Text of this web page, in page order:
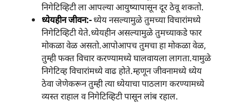
निगेटिव्हिटी ला आपल्या आयुष्यापासून दूर ठेवू शकतो.
ध्येयहीन जीवन:-ध्येय नसल्यामुळे तुमच्या विचारांमध्ये
निगेटिव्हिटी येते.ध्येयहीन असल्यामुळे तुमच्याकडे फार
मोकळा वेळ असतो.आपोआपच तुमचा हा मोकळा वेळ,
तुम्ही फक्त विचार करण्यामध्ये घालवायला लागता.यामुळे
निगेटिव्ह विचारांमध्ये वाढ होते.म्हणून जीवनामध्ये ध्येय
ठेवा जेणेकरून तुम्ही त्या ध्येयाचा पाठलाग करण्यामध्ये
व्यस्त राहाल व निगेटिव्हिटी पासून लांब रहाल.